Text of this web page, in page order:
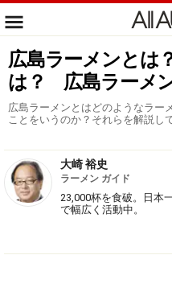
広島ラーメンとは
は？ 広島ラーメ
広島ラーメンとはどのようなラー
ことをいうのか？それらを解説し
大崎 裕史
ラーメン ガイド
23,000杯を食破。日本
で幅広く活動中。